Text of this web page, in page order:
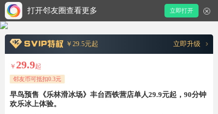
打开邻友圈查看更多 立即打开
￥29.5元起 立即升级
￥ 29.9起
邻友币可抵扣0.3元
早鸟预售《乐林滑冰场》丰台西铁营店单人29.9元起，90分钟
欢乐冰上体验。